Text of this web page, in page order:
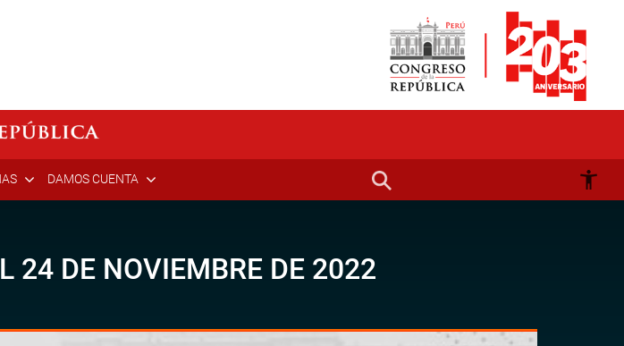
DAMOS CUENTA
24 DE NOVIEMBRE DE 2022